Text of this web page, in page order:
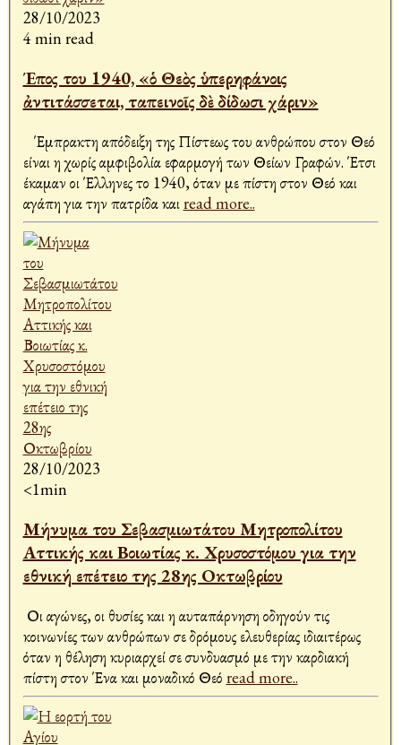
28/10/2023
4 min read
Έπος του 1940, «ὁ Θεὸς ὑπερηφάνοις
ἀντιτάσσεται, ταπεινοῖς δὲ δίδωσι χάριν»
Έμπρακτη απόδειξη της Πίστεως του ανθρώπου στον Θεό
είναι η χωρίς αμφιβολία εφαρμογή των Θείων Γραφών. Έτσι
έκαμαν οι Έλληνες το 1940, όταν με πίστη στον Θεό και
αγάπη για την πατρίδα καιread more..
28/10/2023
<1min
Μήνυμα του Σεβασμιωτάτου Μητροπολίτου
Αττικής και Βοιωτίας κ. Χρυσοστόμου για την
εθνική επέτειο της 28ης Οκτωβρίου
Οι αγώνες, οι θυσίες και η αυταπάρνηση οδηγούν τις
κοινωνίες των ανθρώπων σε δρόμους ελευθερίας ιδιαιτέρως
όταν η θέληση κυριαρχεί σε συνδυασμό με την καρδιακή
πίστη στον Ένα και μοναδικό Θεό read more..